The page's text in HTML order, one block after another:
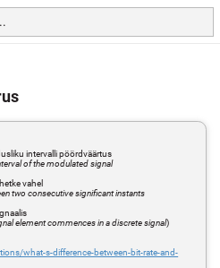
intervalli pöördväärtus
of the modulated signal
vahel
two consecutive significant instants
element commences in a discrete signal)
what-s-difference-between-bit-rate-and-